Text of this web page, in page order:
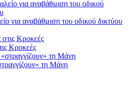
για αναβάθμιση του οδικού δικτύου
Κροκεές
τη Μάνη